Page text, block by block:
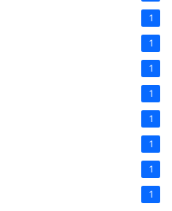
1
1
1
1
1
1
1
1